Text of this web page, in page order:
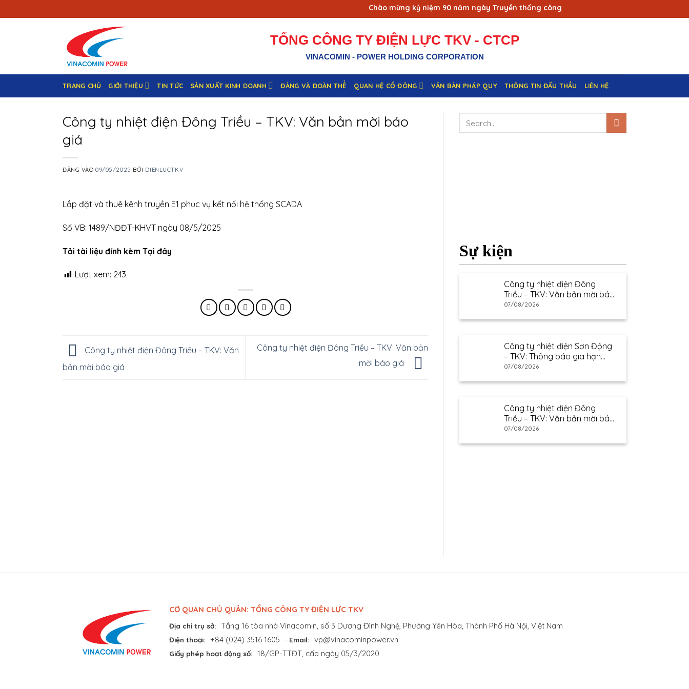
qua
Chào mừng kỷ niệm 90 năm ngày Truyền thống công nhân Vùng mỏ - Truyền thống ngành
TỔNG CÔNG TY ĐIỆN LỰC TKV - CTCP
VINACOMIN - POWER HOLDING CORPORATION
TRANG CHỦ GIỚI THIỆU TIN TỨC SẢN XUẤT KINH DOANH ĐẢNG VÀ ĐOÀN THỂ QUAN HỆ CỔ ĐÔNG VĂN BẢN PHÁP QUY THÔNG TIN ĐẤU THẦU LIÊN HỆ
Công ty nhiệt điện Đông Triều – TKV: Văn bản mời báo
giá
ĐĂNG VÀO09/05/2025 BỞI DIENLUCTKV
Lắp đặt và thuê kênh truyền E1 phục vụ kết nối hệ thống SCADA
Số VB: 1489/NĐĐT-KHVT ngày 08/5/2025
Tải tài liệu đính kèm Tại đây
Lượt xem: 243
Công ty nhiệt điện Đông Triều – TKV: Văn
bản mời báo giá
Công ty nhiệt điện Đông Triều – TKV: Văn bản
mời báo giá
Sự kiện
Công ty nhiệt điện Đông
Triều – TKV: Văn bản mời báo
giá
07/08/2026
Công ty nhiệt điện Sơn Động
– TKV: Thông báo gia hạn
thư mời báo giá
07/08/2026
Công ty nhiệt điện Đông
Triều – TKV: Văn bản mời báo
giá
07/08/2026
CƠ QUAN CHỦ QUẢN: TỔNG CÔNG TY ĐIỆN LỰC TKV
Địa chỉ trụ sở: Tầng 16 tòa nhà Vinacomin, số 3 Dương Đình Nghệ, Phường Yên Hòa, Thành Phố Hà Nội, Việt Nam
Điện thoại: +84 (024) 3516 1605 - Email: vp@vinacominpower.vn
Giấy phép hoạt động số: 18/GP-TTĐT, cấp ngày 05/3/2020